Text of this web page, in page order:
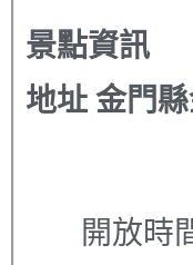
景點資訊
地址金門
開放時